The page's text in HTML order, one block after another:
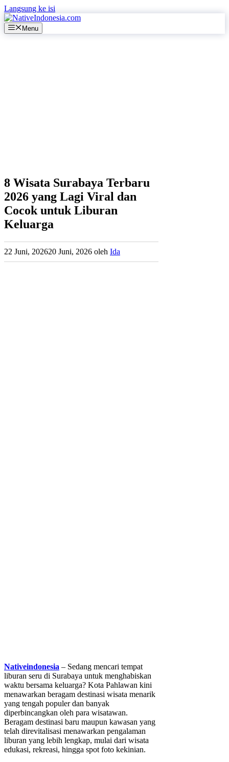
Langsung ke isi
Menu
8 Wisata Surabaya Terbaru
2026 yang Lagi Viral dan
Cocok untuk Liburan
Keluarga
22 Juni, 202620 Juni, 2026 oleh Ida
Nativeindonesia – Sedang mencari tempat
liburan seru di Surabaya untuk menghabiskan
waktu bersama keluarga? Kota Pahlawan kini
menawarkan beragam destinasi wisata menarik
yang tengah populer dan banyak
diperbincangkan oleh para wisatawan.
Beragam destinasi baru maupun kawasan yang
telah direvitalisasi menawarkan pengalaman
liburan yang lebih lengkap, mulai dari wisata
edukasi, rekreasi, hingga spot foto kekinian.